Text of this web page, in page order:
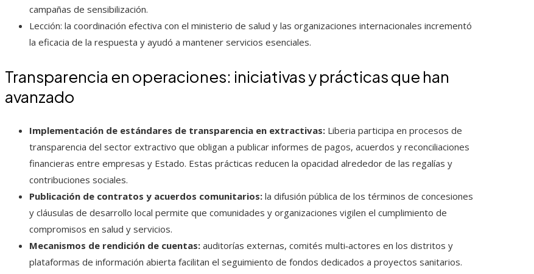
campañas de sensibilización.
Lección: la coordinación efectiva con el ministerio de salud y las organizaciones internacionales incrementó
la eficacia de la respuesta y ayudó a mantener servicios esenciales.
Transparencia en operaciones: iniciativas y prácticas que han
avanzado
Implementación de estándares de transparencia en extractivas: Liberia participa en procesos de
transparencia del sector extractivo que obligan a publicar informes de pagos, acuerdos y reconciliaciones
financieras entre empresas y Estado. Estas prácticas reducen la opacidad alrededor de las regalías y
contribuciones sociales.
Publicación de contratos y acuerdos comunitarios: la difusión pública de los términos de concesiones
y cláusulas de desarrollo local permite que comunidades y organizaciones vigilen el cumplimiento de
compromisos en salud y servicios.
Mecanismos de rendición de cuentas: auditorías externas, comités multi‑actores en los distritos y
plataformas de información abierta facilitan el seguimiento de fondos dedicados a proyectos sanitarios.